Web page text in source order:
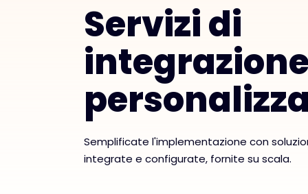
Servizi di
Semplificate l'implementazione con
integrate e configurate, fornite su scala.